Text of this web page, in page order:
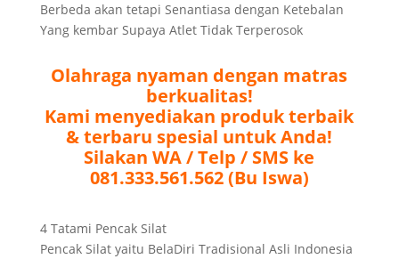
Berbeda akan tetapi Senantiasa dengan Ketebalan
Yang kembar Supaya Atlet Tidak Terperosok
Olahraga nyaman dengan matras
berkualitas!
Kami menyediakan produk terbaik
& terbaru spesial untuk Anda!
Silakan WA / Telp / SMS ke
081.333.561.562 (Bu Iswa)
4 Tatami Pencak Silat
Pencak Silat yaitu BelaDiri Tradisional Asli Indonesia